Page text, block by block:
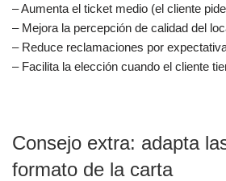
– Aumenta el ticket medio (el cliente
– Mejora la percepción de calidad del
– Reduce reclamaciones por
– Facilita la elección cuando el cliente
Consejo extra: adapta
formato de la carta